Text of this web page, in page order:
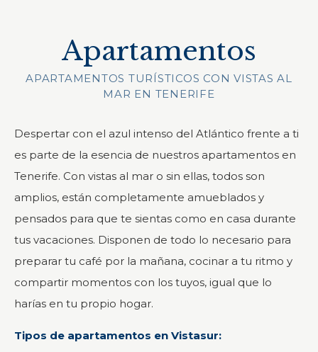
Apartamentos
APARTAMENTOS TURÍSTICOS CON VISTAS AL
MAR EN TENERIFE
Despertar con el azul intenso del Atlántico frente a ti
es parte de la esencia de nuestros apartamentos en
Tenerife. Con vistas al mar o sin ellas, todos son
amplios, están completamente amueblados y
pensados para que te sientas como en casa durante
tus vacaciones. Disponen de todo lo necesario para
preparar tu café por la mañana, cocinar a tu ritmo y
compartir momentos con los tuyos, igual que lo
harías en tu propio hogar.
Tipos de apartamentos en Vistasur: